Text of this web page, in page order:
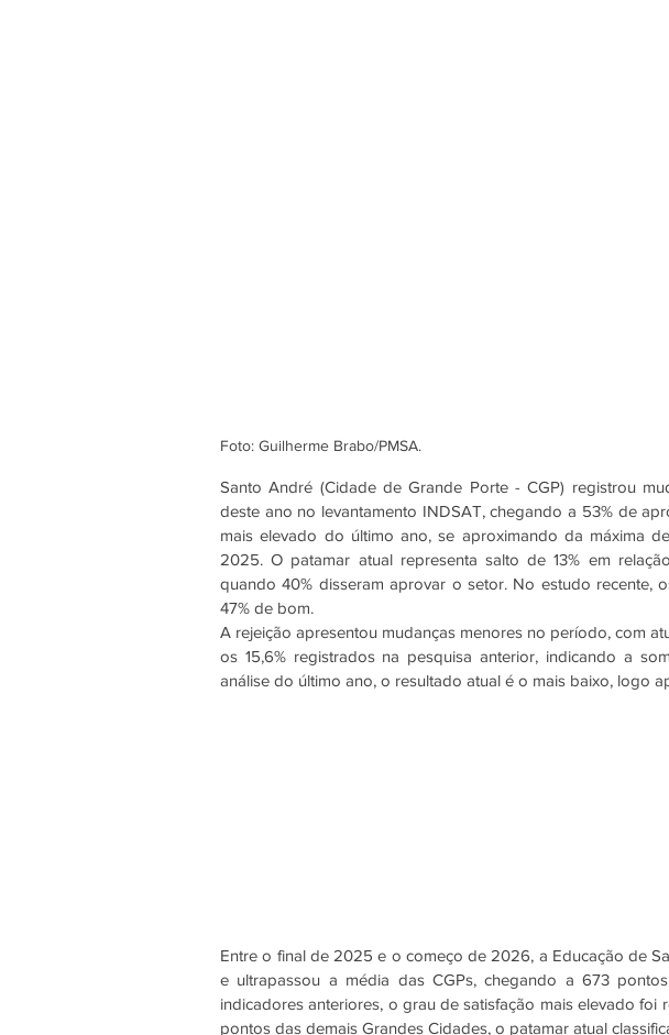
Foto: Guilherme Brabo/PMSA.
Santo André (Cidade de Grande Porte - CGP) registrou
deste ano no levantamento INDSAT, chegando a 53% de
mais elevado do último ano, se aproximando da máxima
2025. O patamar atual representa salto de 13% em
quando 40% disseram aprovar o setor. No estudo recente,
47% de bom.
A rejeição apresentou mudanças menores no período, com
os 15,6% registrados na pesquisa anterior, indicando a
análise do último ano, o resultado atual é o mais baixo, logo
Entre o final de 2025 e o começo de 2026, a Educação de
e ultrapassou a média das CGPs, chegando a 673
indicadores anteriores, o grau de satisfação mais elevado
pontos das demais Grandes Cidades, o patamar atual